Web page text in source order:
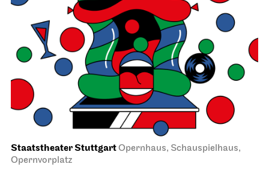
Staatstheater StuttgartOpernhaus, Schauspielhaus,
Opernvorplatz